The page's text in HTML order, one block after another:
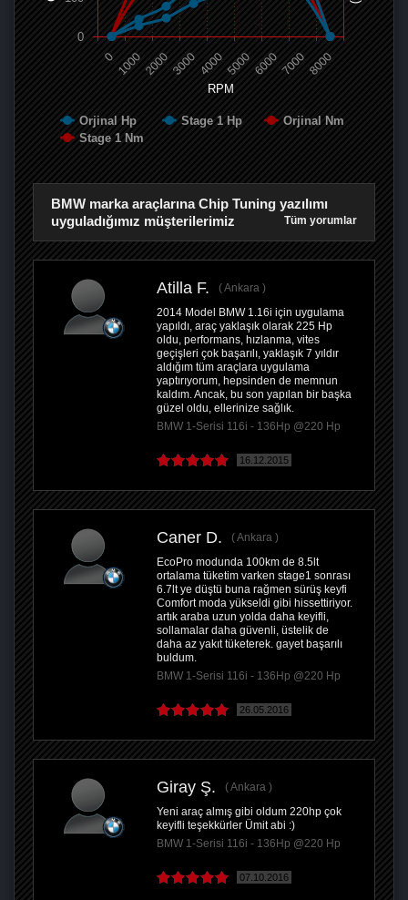
RPM
Orjinal Hp Stage 1 Hp
Orjinal Nm
Stage 1 Nm
0 100020003000 40005000600070008000
0
BMW marka araçlarına Chip Tuning yazılımı
uyguladığımız müşterilerimiz
Tüm yorumlar
Atilla F.
Ankara
2014 Model BMW 1.16i için uygulama
yapıldı, araç yaklaşık olarak 225 Hp
oldu, performans, hızlanma, vites
geçişleri çok başarılı, yaklaşık 7 yıldır
aldığım tüm araçlara uygulama
yaptırıyorum, hepsinden de memnun
kaldım. Ancak, bu son yapılan bir başka
güzel oldu, ellerinize sağlık.
BMW 1-Serisi 116i - 136Hp @220 Hp
16.12.2015
Caner D.
Ankara
EcoPro modunda 100km de 8.5lt
ortalama tüketim varken stage1 sonrası
6.7lt ye düştü buna rağmen sürüş keyfi
Comfort moda yükseldi gibi hissettiriyor.
artık araba uzun yolda daha keyifli,
sollamalar daha güvenli, üstelik de
daha az yakıt tüketerek. gayet başarılı
buldum.
BMW 1-Serisi 116i - 136Hp @220 Hp
26.05.2016
Giray Ş.
Ankara
Yeni araç almış gibi oldum 220hp çok
keyifli teşekkürler Ümit abi :)
BMW 1-Serisi 116i - 136Hp @220 Hp
07.10.2016